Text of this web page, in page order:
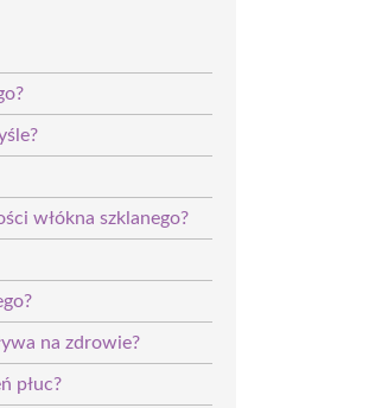
włókna szklanego?
na zdrowie?
płuc?